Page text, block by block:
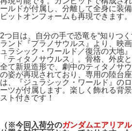
ールドが付属し、分離して全身に装
ビットオンフォームも再現できます。
2つ目は、自分の手で恐竜を“知りつく
ランド『プラノサウルス』より、映
ュラシック・ワールド／復活の大地
「ティタノサウルス」。骨格、外皮
全て新規造形で、劇中のティタノサ
の姿が再現されており、専用の陸台
は、『ジュラシック・ワールド』の
ーツが付属します。楽しく飾れる背
スト付きです！
（※今回入荷分のガンダムエアリアル